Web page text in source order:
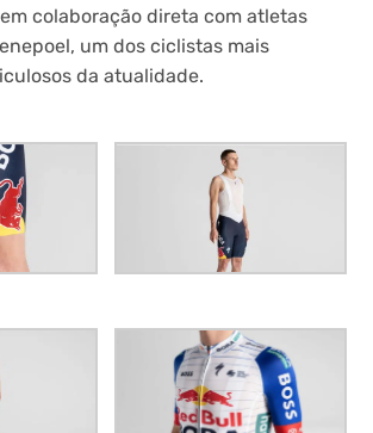
colaboração direta com atletas
um dos ciclistas mais
da atualidade.